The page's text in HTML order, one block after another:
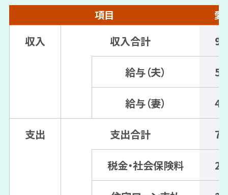
項目 愛
収入 収入合計
給与（夫）
給与（妻）
支出 支出合計
税金・社会保険料